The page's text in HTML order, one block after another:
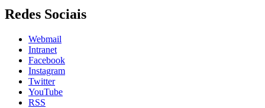
Redes Sociais
Webmail
Intranet
Facebook
Instagram
Twitter
YouTube
RSS